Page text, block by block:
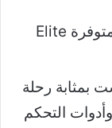
بمثابة رحلة
التحكم